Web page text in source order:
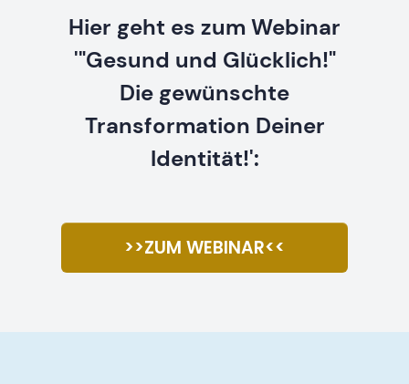
Hier geht es zum Webinar
'"Gesund und Glücklich!"
Die gewünschte
Transformation Deiner
Identität!':
>>ZUM WEBINAR<<